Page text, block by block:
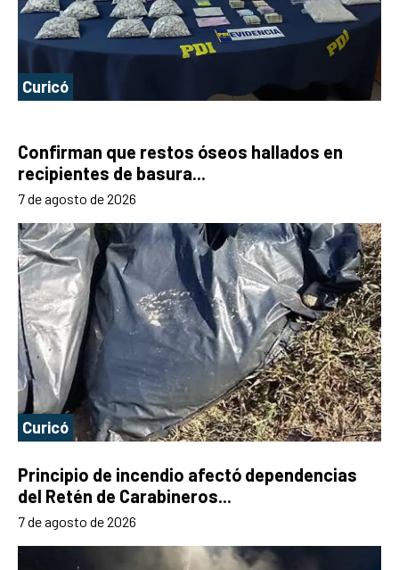
Curicó
Confirman que restos óseos hallados en
recipientes de basura...
7 de agosto de 2026
Curicó
Principio de incendio afectó dependencias
del Retén de Carabineros...
7 de agosto de 2026